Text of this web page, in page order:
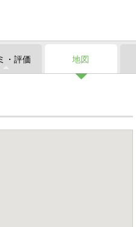
・評価 地図